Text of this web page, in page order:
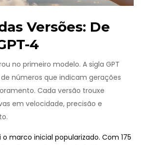
Versões: De
4
no primeiro modelo. A sigla GPT
números que indicam gerações
Cada versão trouxe
em velocidade, precisão e
o marco inicial popularizado. Com 175